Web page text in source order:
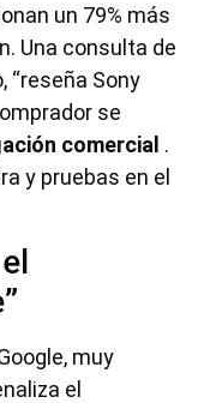
un 79% más
Una consulta de
“reseña Sony
se
comercial .
y pruebas en el
muy
el